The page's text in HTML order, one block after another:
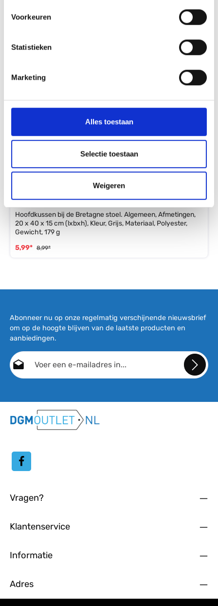
Voorkeuren
Statistieken
Marketing
Alles toestaan
Selectie toestaan
Weigeren
Eurotrail Bretagne - Hoofdkussen - Charcoal
Hoofdkussen bij de Bretagne stoel. Algemeen, Afmetingen,
20 x 40 x 15 cm (lxbxh), Kleur, Grijs, Materiaal, Polyester,
Gewicht, 179 g
5,99* 8,99*
Abonneer nu op onze regelmatig verschijnende nieuwsbrief
om op de hoogte blijven van de laatste producten en
aanbiedingen.
E-mailadres*
algemene voorwaardenhebt geaccepteerd.
Vragen?
Klantenservice
Informatie
Adres